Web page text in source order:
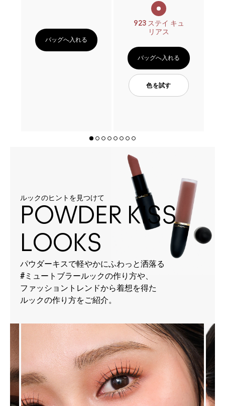
バッグへ入れる
923 ステイ キュ
リアス
バッグへ入れる
色を試す
ルックのヒントを見つけて
POWDER KISS
LOOKS
パウダーキスで軽やかにふわっと洒落る
#ミュートブラールックの作り方や、
ファッショントレンドから着想を得た
ルックの作り方をご紹介。